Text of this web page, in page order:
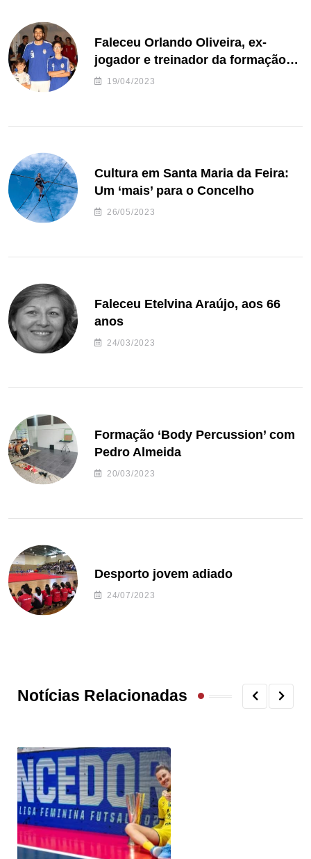
Faleceu Orlando Oliveira, ex-
jogador e treinador da formação
de andebol do Feirense
19/04/2023
Cultura em Santa Maria da Feira:
Um ‘mais’ para o Concelho
26/05/2023
Faleceu Etelvina Araújo, aos 66
anos
24/03/2023
Formação ‘Body Percussion’ com
Pedro Almeida
20/03/2023
Desporto jovem adiado
24/07/2023
Notícias Relacionadas